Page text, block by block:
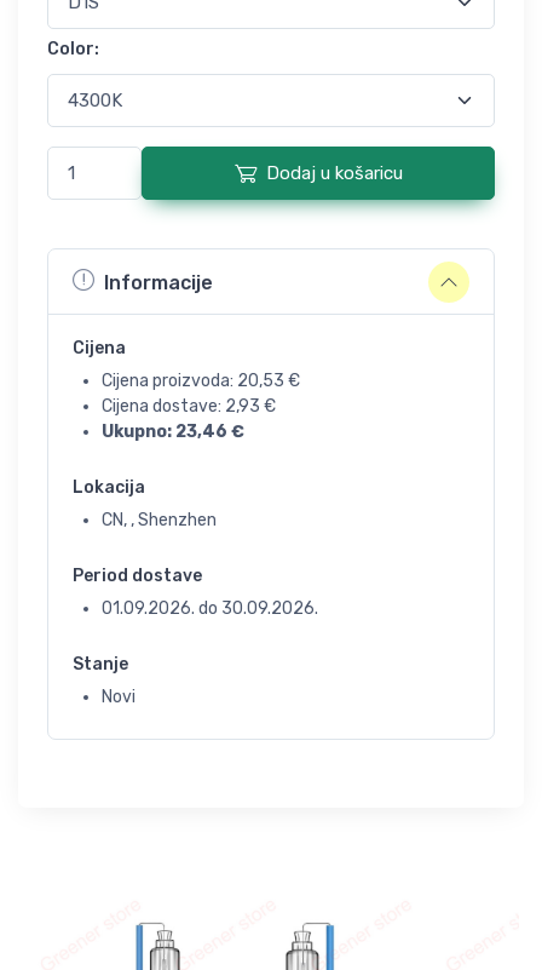
Color:
Dodaj u košaricu
Informacije
Cijena
Cijena proizvoda: 20,53 €
Cijena dostave: 2,93 €
Ukupno: 23,46 €
Lokacija
CN, , Shenzhen
Period dostave
01.09.2026. do 30.09.2026.
Stanje
Novi